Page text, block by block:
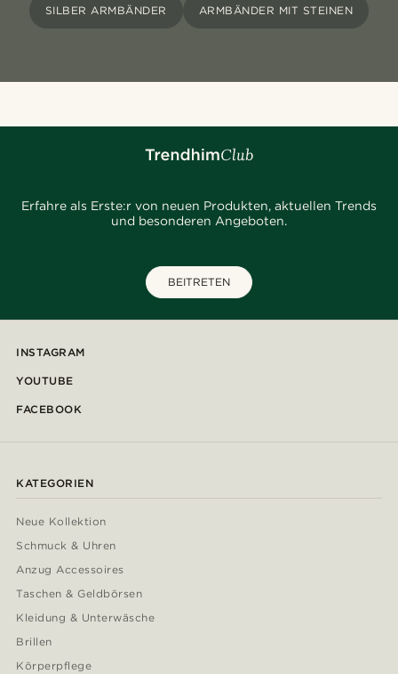
SILBER ARMBÄNDER ARMBÄNDER MIT STEINEN
Erfahre als Erste:r von neuen Produkten, aktuellen Trends
und besonderen Angeboten.
BEITRETEN
INSTAGRAM
YOUTUBE
FACEBOOK
KATEGORIEN
Neue Kollektion
Schmuck & Uhren
Anzug Accessoires
Taschen & Geldbörsen
Kleidung & Unterwäsche
Brillen
Körperpflege